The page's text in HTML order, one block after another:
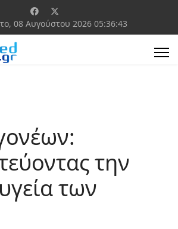
08 Αυγούστου 2026 05:36:43
την
των